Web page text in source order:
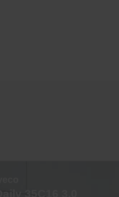
Daily 35C16 3.0